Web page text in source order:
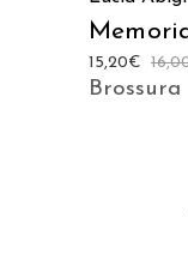
15,20€
Brossura